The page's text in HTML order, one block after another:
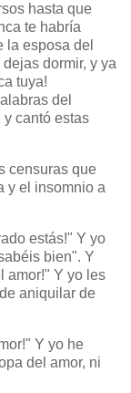
hasta que
te habría
la esposa del
dormir, y ya
tuya!
del
y cantó estas
censuras que
y el insomnio a
estás!" Y yo
bien". Y
amor!" Y yo les
aniquilar de
Y yo he
del amor, ni